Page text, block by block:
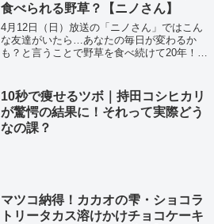
食べられる野草？【ニノさん】
4月12日（日）放送の「ニノさん」ではこん
な友達がいたら…あなたの毎日が変わるか
も？と言うことで野草を食べ続けて20年！野
10秒で痩せるツボ｜持田コシヒカリ
が驚愕の結果に！それって実際どう
なの課？
マツコ納得！カカオの雫・ショコラ
トリータカス溶けかけチョコケーキ